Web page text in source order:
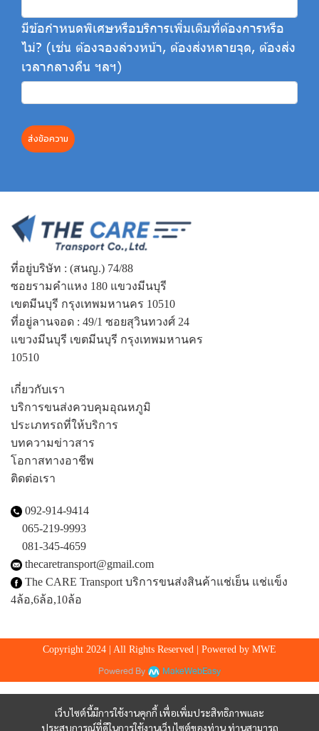
มีข้อกำหนดพิเศษหรือบริการเพิ่มเติมที่ต้องการหรือ
ไม่? (เช่น ต้องจองล่วงหน้า, ต้องส่งหลายจุด, ต้องส่ง
เวลากลางคืน ฯลฯ)
ส่งข้อความ
เว็บไซต์นี้มีการใช้งานคุกกี้ เพื่อเพิ่มประสิทธิภาพและ
ประสบการณ์ที่ดีในการใช้งานเว็บไซต์ของท่าน ท่านสามารถ
ที่อยู่บริษัท : (สนญ.) 74/88
ซอยรามคำแหง 180 แขวงมีนบุรี
เขตมีนบุรี กรุงเทพมหานคร 10510
ที่อยู่ลานจอด : 49/1 ซอยสุวินทวงศ์ 24
แขวงมีนบุรี เขตมีนบุรี กรุงเทพมหานคร
10510
เกี่ยวกับเรา
บริการขนส่งควบคุมอุณหภูมิ
ประเภทรถที่ให้บริการ
บทความข่าวสาร
โอกาสทางอาชีพ
ติดต่อเรา
092-914-9414
065-219-9993
081-345-4659
thecaretransport@gmail.com
The CARE Transport บริการขนส่งสินค้าแช่เย็น แช่แข็ง
4ล้อ,6ล้อ,10ล้อ
Copyright 2024 | All Rights Reserved | Powered by MWE
Powered By MakeWebEasy